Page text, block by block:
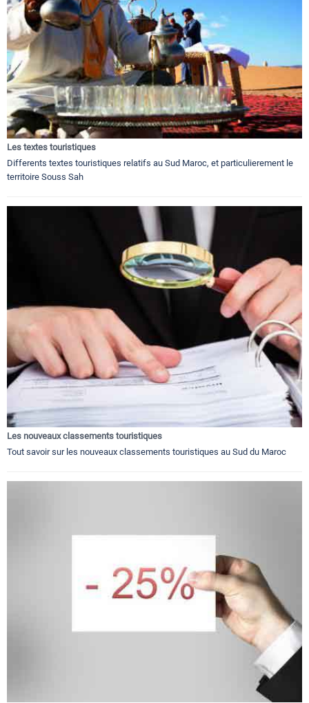
Les textes touristiques
Differents textes touristiques relatifs au Sud Maroc, et particulierement le
territoire Souss Sah
Les nouveaux classements touristiques
Tout savoir sur les nouveaux classements touristiques au Sud du Maroc